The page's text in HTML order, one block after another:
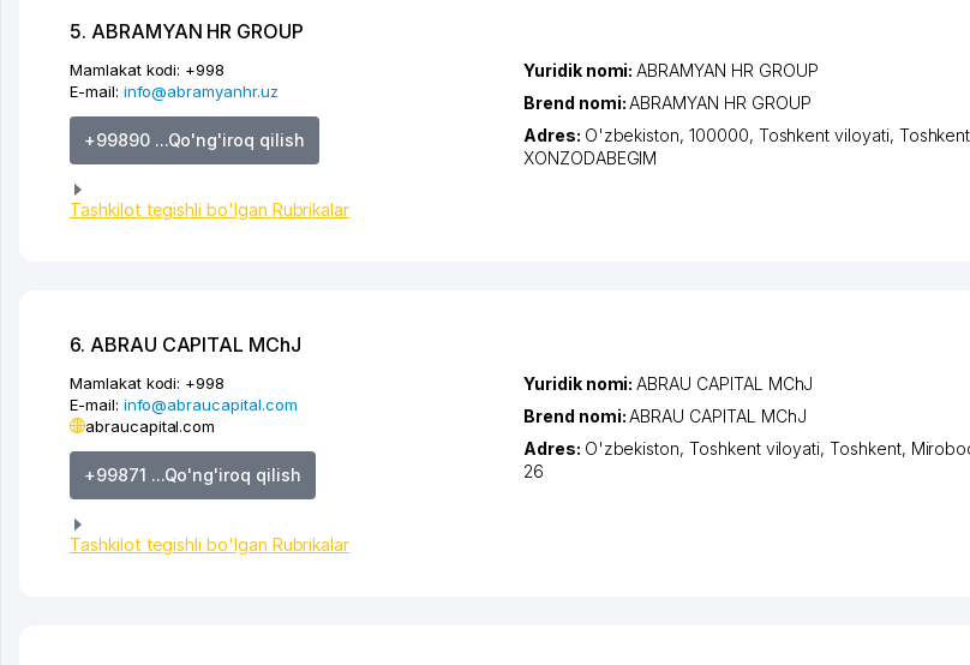
5. ABRAMYAN HR GROUP
Mamlakat kodi: +998
E-mail: info@abramyanhr.uz
+99890 ...Qo'ng'iroq qilish
Tashkilot tegishli bo'lgan Rubrikalar
Yuridik nomi:ABRAMYAN HR GROUP
Brend nomi:ABRAMYAN HR GROUP
Adres: O'zbekiston, 100000, Toshkent viloyati, Toshkent
XONZODABEGIM
6. ABRAU CAPITAL MChJ
Mamlakat kodi: +998
E-mail: info@abraucapital.com
abraucapital.com
+99871 ...Qo'ng'iroq qilish
Tashkilot tegishli bo'lgan Rubrikalar
Yuridik nomi:ABRAU CAPITAL MChJ
Brend nomi:ABRAU CAPITAL MChJ
Adres: O'zbekiston,Toshkent viloyati,Toshkent,
26